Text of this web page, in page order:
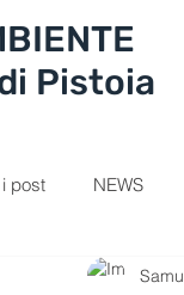
Pistoia
i post NEWS
SEZIONE GIOVANI